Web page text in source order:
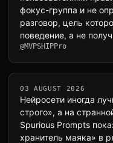
фокус-группа и не
разговор, цель
поведение, а не
@MVPSHIPPro
03 AUGUST 2026
Нейросети иногда
строго», а на
Spurious Prompts
хранитель маяка» в